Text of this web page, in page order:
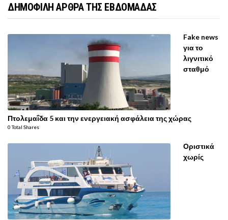
ΔΗΜΟΦΙΛΗ ΑΡΘΡΑ ΤΗΣ ΕΒΔΟΜΑΔΑΣ
Fake news
για το
λιγνιτικό
σταθμό
Πτολεμαΐδα 5 και την ενεργειακή ασφάλεια της χώρας
0 Total Shares
Οριστικά
χωρίς